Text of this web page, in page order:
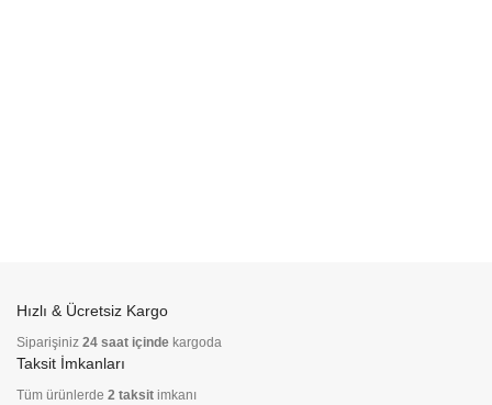
Hızlı & Ücretsiz Kargo
Siparişiniz 24 saat içinde kargoda
Taksit İmkanları
Tüm ürünlerde 2 taksit imkanı